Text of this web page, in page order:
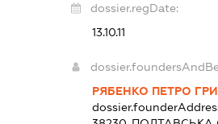
dossier.regDate:
13.10.11
РЯБЕНКО ПЕТРО